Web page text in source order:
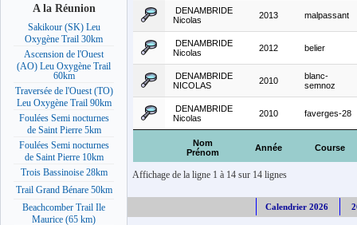
A la Réunion
Sakikour (SK) Leu
Oxygène Trail 30km
Ascension de l'Ouest
(AO) Leu Oxygène Trail
60km
Traversée de l'Ouest (TO)
Leu Oxygène Trail 90km
Foulées Semi nocturnes
de Saint Pierre 5km
Foulées Semi nocturnes
de Saint Pierre 10km
Trois Bassinoise 28km
Trail Grand Bénare 50km
Beachcomber Trail Ile
Maurice (65 km)
Nom
Prénom
Année Course
DENAMBRIDE
Nicolas
2013 malpassant
DENAMBRIDE
Nicolas
2012 belier
DENAMBRIDE
NICOLAS
2010
blanc-
semnoz
DENAMBRIDE
Nicolas
2010 faverges-28
Affichage de la ligne 1 à 14 sur 14 lignes
Calendrier 2026